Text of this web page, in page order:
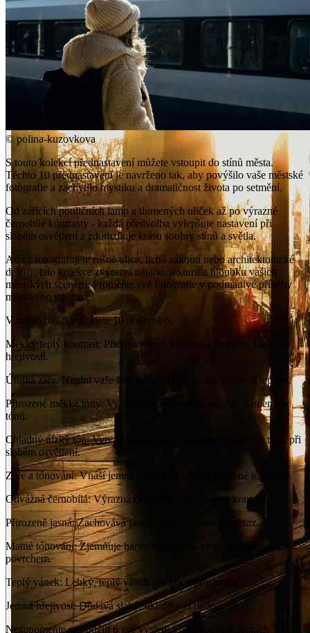
©polina-kuzovkova
S touto kolekcí přednastavení můžete vstoupit do stínů města.
Těchto 10 přednastavení je navrženo tak, aby povýšilo vaše městské
fotografie a zachytilo mystiku a dramatičnost života po setmění.
Od zářících pouličních lamp a tlumených uliček až po výrazné
černobílé kontrasty - každá předvolba vylepšuje nastavení při
slabém osvětlení a zdůrazňuje krásu souhry stínů a světla.
Ať už fotografujete rušné ulice, tichá zákoutí nebo architektonické
detaily, tato kolekce zvýrazní náladu, texturu a hloubku vašich
městských scenérií. Proměňte své fotografie v podmanivé příběhy
městského tajemna.
V tomto balíčku najdete 10 předvoleb:
Měkký teplý kontrast: Přidává jemný kontrast s útulnou, zlatavou
hřejivostí.
Útulná záře: Naplní vaše fotografie uklidňujícím, zářivým teplem.
Přirozené měkké tóny: Vyzdvihuje krásu přirozených, tlumených
tónů.
Chladný nízký tón: Vytváří dramatickou estetiku chladných tónů při
slabém osvětlení.
Záře a tónování: Vnáší jemnou záři a vyvážené barevné tónování.
Odvážná černobílá: Výrazná černobílá s výraznými kontrasty.
Přirozeně jasná: Zachovává jasný, čistý a přirozený obraz.
Matné tónování: Zjemňuje barvy tlumeným, elegantním matným
povrchem.
Teplý vánek: Lehký, teplý vánek pro pocit proslunění.
Jemná hřejivost: Dodává slabý, uklidňující nádech tepla.
Nezapomeňte se podělit o své výsledky! Na sociálních sítích